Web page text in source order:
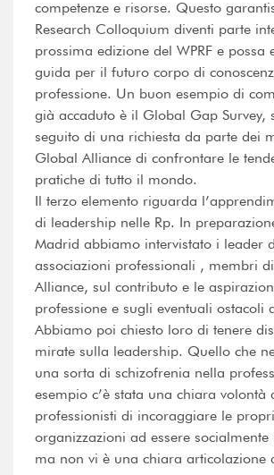
competenze e risorse. Questo
Research Colloquium diventi parte
prossima edizione del WPRF e possa
guida per il futuro corpo di
professione. Un buon esempio di
già accaduto è il Global Gap Survey,
seguito di una richiesta da parte dei
Global Alliance di confrontare le
pratiche di tutto il mondo.
Il terzo elemento riguarda
di leadership nelle Rp. In
Madrid abbiamo intervistato i leader
associazioni professionali , membri
Alliance, sul contributo e le
professione e sugli eventuali ostacoli
Abbiamo poi chiesto loro di tenere
mirate sulla leadership. Quello che
una sorta di schizofrenia nella
esempio c’è stata una chiara volontà
professionisti di incoraggiare le
organizzazioni ad essere
ma non vi è una chiara articolazione